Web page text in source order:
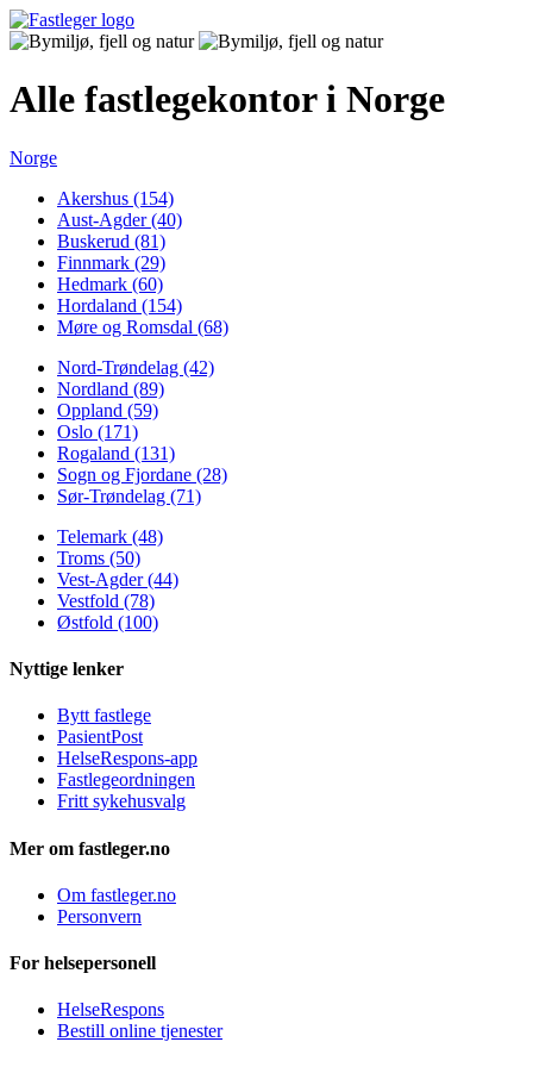
Alle fastlegekontor i Norge
Norge
Akershus (154)
Aust-Agder (40)
Buskerud (81)
Finnmark (29)
Hedmark (60)
Hordaland (154)
Møre og Romsdal (68)
Nord-Trøndelag (42)
Nordland (89)
Oppland (59)
Oslo (171)
Rogaland (131)
Sogn og Fjordane (28)
Sør-Trøndelag (71)
Telemark (48)
Troms (50)
Vest-Agder (44)
Vestfold (78)
Østfold (100)
Nyttige lenker
Bytt fastlege
PasientPost
HelseRespons-app
Fastlegeordningen
Fritt sykehusvalg
Mer om fastleger.no
Om fastleger.no
Personvern
For helsepersonell
HelseRespons
Bestill online tjenester